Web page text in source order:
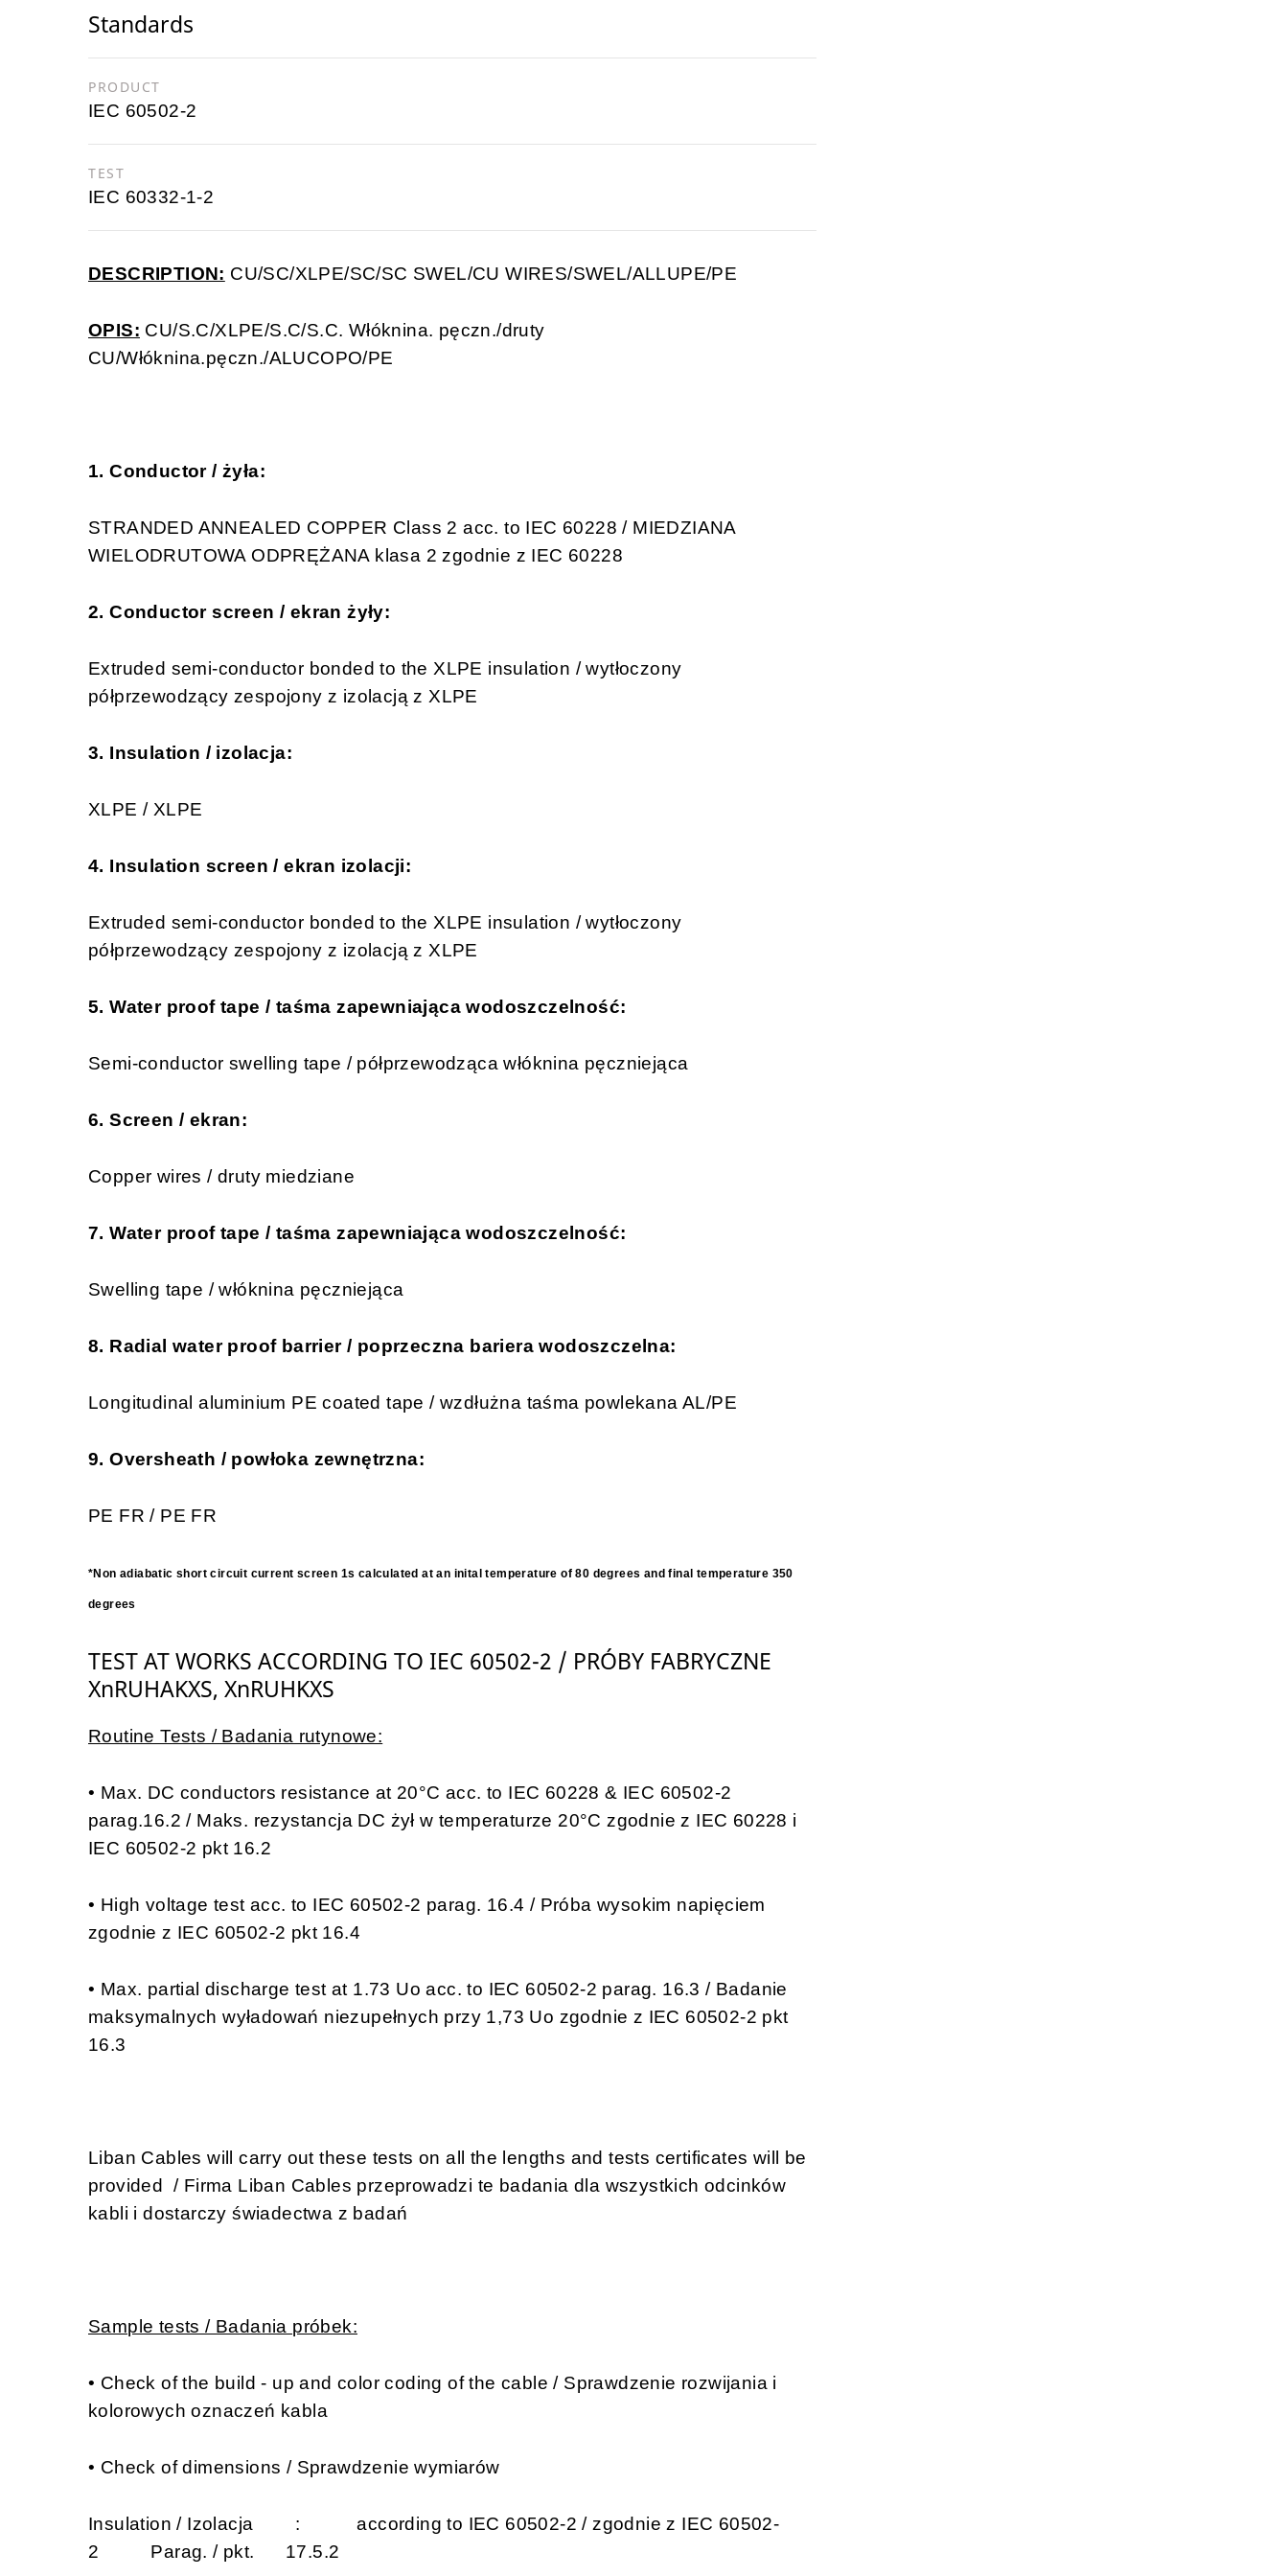
Standards
PRODUCT
IEC 60502-2
TEST
IEC 60332-1-2
DESCRIPTION: CU/SC/XLPE/SC/SC SWEL/CU WIRES/SWEL/ALLUPE/PE
OPIS: CU/S.C/XLPE/S.C/S.C. Włóknina. pęczn./druty
CU/Włóknina.pęczn./ALUCOPO/PE
1. Conductor / żyła:
STRANDED ANNEALED COPPER Class 2 acc. to IEC 60228 / MIEDZIANA
WIELODRUTOWA ODPRĘŻANA klasa 2 zgodnie z IEC 60228
2. Conductor screen / ekran żyły:
Extruded semi-conductor bonded to the XLPE insulation / wytłoczony
półprzewodzący zespojony z izolacją z XLPE
3. Insulation / izolacja:
XLPE / XLPE
4. Insulation screen / ekran izolacji:
Extruded semi-conductor bonded to the XLPE insulation / wytłoczony
półprzewodzący zespojony z izolacją z XLPE
5. Water proof tape / taśma zapewniająca wodoszczelność:
Semi-conductor swelling tape / półprzewodząca włóknina pęczniejąca
6. Screen / ekran:
Copper wires / druty miedziane
7. Water proof tape / taśma zapewniająca wodoszczelność:
Swelling tape / włóknina pęczniejąca
8. Radial water proof barrier / poprzeczna bariera wodoszczelna:
Longitudinal aluminium PE coated tape / wzdłużna taśma powlekana AL/PE
9. Oversheath / powłoka zewnętrzna:
PE FR / PE FR
*Non adiabatic short circuit current screen 1s calculated at an inital temperature of 80 degrees and final temperature 350
degrees
TEST AT WORKS ACCORDING TO IEC 60502-2 / PRÓBY FABRYCZNE
XnRUHAKXS, XnRUHKXS
Routine Tests / Badania rutynowe:
• Max. DC conductors resistance at 20°C acc. to IEC 60228 & IEC 60502-2
parag.16.2 / Maks. rezystancja DC żył w temperaturze 20°C zgodnie z IEC 60228 i
IEC 60502-2 pkt 16.2
• High voltage test acc. to IEC 60502-2 parag. 16.4 / Próba wysokim napięciem
zgodnie z IEC 60502-2 pkt 16.4
• Max. partial discharge test at 1.73 Uo acc. to IEC 60502-2 parag. 16.3 / Badanie
maksymalnych wyładowań niezupełnych przy 1,73 Uo zgodnie z IEC 60502-2 pkt
16.3
Liban Cables will carry out these tests on all the lengths and tests certificates will be
provided / Firma Liban Cables przeprowadzi te badania dla wszystkich odcinków
kabli i dostarczy świadectwa z badań
Sample tests / Badania próbek:
• Check of the build - up and color coding of the cable / Sprawdzenie rozwijania i
kolorowych oznaczeń kabla
• Check of dimensions / Sprawdzenie wymiarów
Insulation / Izolacja : according to IEC 60502-2 / zgodnie z IEC 60502-
2 Parag. / pkt. 17.5.2